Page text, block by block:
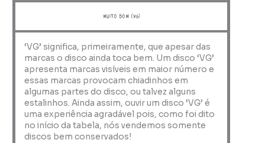
muito bom (VG)
‘VG’ significa, primeiramente, que apesar das
marcas o disco ainda toca bem. Um disco ‘VG’
apresenta marcas visíveis em maior número e
essas marcas provocam chiadinhos em
algumas partes do disco, ou talvez alguns
estalinhos. Ainda assim, ouvir um disco ‘VG’ é
uma experiência agradável pois, como foi dito
no início da tabela, nós vendemos somente
discos bem conservados!